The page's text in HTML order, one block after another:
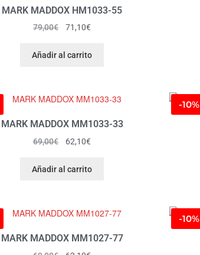
MARK MADDOX HM1033-55
79,00€ 71,10€
Añadir al carrito
MARK MADDOX MM1033-33
69,00€ 62,10€
Añadir al carrito
-10%
MARK MADDOX MM1027-77
-10%